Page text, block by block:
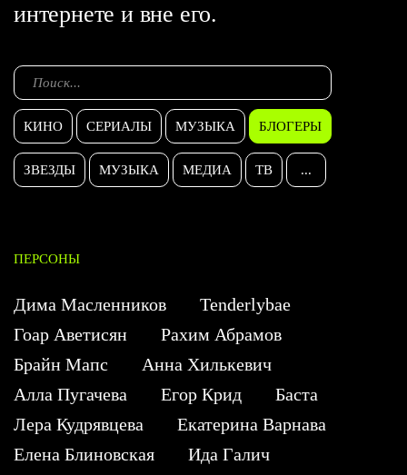
интернете и вне его.
КИНО СЕРИАЛЫ МУЗЫКА БЛОГЕРЫ
ЗВЕЗДЫ МУЗЫКА МЕДИА ТВ ...
ПЕРСОНЫ
Дима Масленников
Tenderlybae
Гоар Аветисян
Рахим Абрамов
Брайн Мапс
Анна Хилькевич
Алла Пугачева
Егор Крид
Баста
Лера Кудрявцева
Екатерина Варнава
Елена Блиновская
Ида Галич